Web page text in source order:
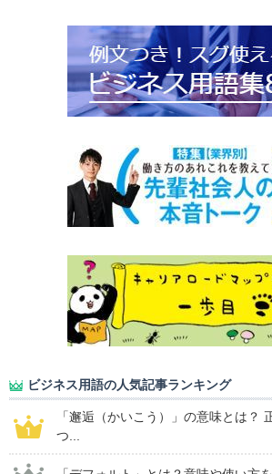
ビジネス用語の人気記事ランキング
「邂逅（かいこう）」の意味とは？
つ...